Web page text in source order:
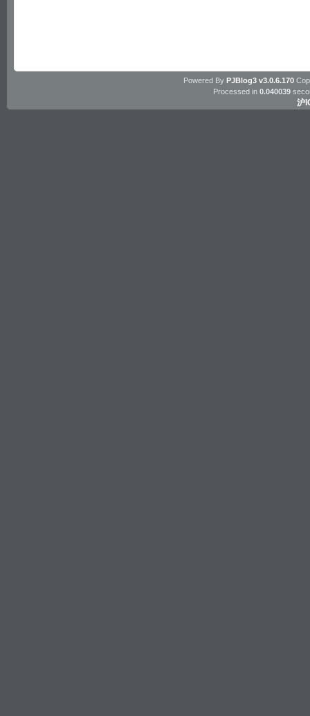
Powered By PJBlog3 v3.0.6.170
Processed in 0.040039
沪